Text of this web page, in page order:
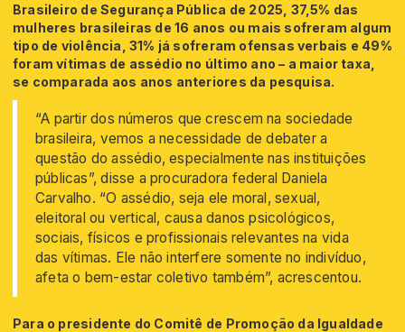
Brasileiro de Segurança Pública de 2025, 37,5% das
mulheres brasileiras de 16 anos ou mais sofreram algum
tipo de violência, 31% já sofreram ofensas verbais e 49%
foram vítimas de assédio no último ano – a maior taxa,
se comparada aos anos anteriores da pesquisa.
“A partir dos números que crescem na sociedade
brasileira, vemos a necessidade de debater a
questão do assédio, especialmente nas instituições
públicas”, disse a procuradora federal Daniela
Carvalho. “O assédio, seja ele moral, sexual,
eleitoral ou vertical, causa danos psicológicos,
sociais, físicos e profissionais relevantes na vida
das vítimas. Ele não interfere somente no indivíduo,
afeta o bem-estar coletivo também”, acrescentou.
Para o presidente do Comitê de Promoção da Igualdade